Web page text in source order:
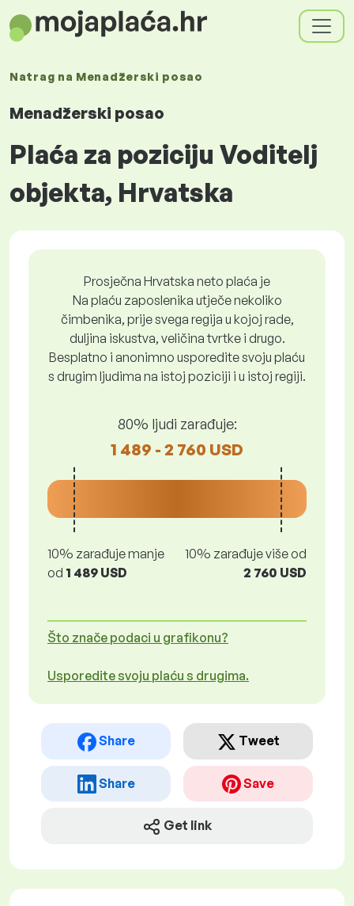
Natrag na Menadžerski posao
Menadžerski posao
Plaća za poziciju Voditelj
objekta, Hrvatska
Prosječna Hrvatska neto plaća je
Na plaću zaposlenika utječe nekoliko
čimbenika, prije svega regija u kojoj rade,
duljina iskustva, veličina tvrtke i drugo.
Besplatno i anonimno usporedite svoju plaću
s drugim ljudima na istoj poziciji i u istoj regiji.
80% ljudi zarađuje:
1 489 - 2 760 USD
10% zarađuje manje
od 1 489 USD
10% zarađuje više od
2 760 USD
Što znače podaci u grafikonu?
Usporedite svoju plaću s drugima.
Share Tweet
Share Save
Get link